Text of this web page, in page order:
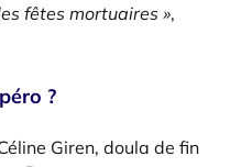
fêtes mortuaires »,
?
Giren, doula de fin